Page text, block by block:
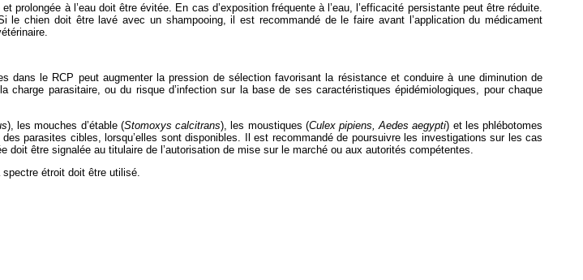
à l’eau doit être évitée. En cas d’exposition fréquente à l’eau, l’efficacité persistante peut être réduite.
chien doit être lavé avec un shampooing, il est recommandé de le faire avant l’application du médicament
dans le RCP peut augmenter la pression de sélection favorisant la résistance et conduire à une diminution de
parasitaire, ou du risque d’infection sur la base de ses caractéristiques épidémiologiques, pour chaque
), les mouches d’étable (Stomoxys calcitrans), les moustiques (Culex pipiens, Aedes aegypti) et les phlébotomes
parasites cibles, lorsqu’elles sont disponibles. Il est recommandé de poursuivre les investigations sur les cas
être signalée au titulaire de l’autorisation de mise sur le marché ou aux autorités compétentes.
étroit doit être utilisé.